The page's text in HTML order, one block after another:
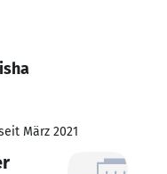
März 2021